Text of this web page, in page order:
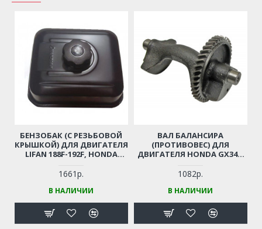
БЕНЗОБАК (С РЕЗЬБОВОЙ
КРЫШКОЙ) ДЛЯ ДВИГАТЕЛЯ
LIFAN 188F-192F, HONDA
ДЛЯ МОТОБЛОКА /
ВИБРОПЛИТЫ,
СНЕГОУБОРЩИКА И ПР.
1661р.
В НАЛИЧИИ
ВАЛ БАЛАНСИРА
(ПРОТИВОВЕС) ДЛЯ
ДВИГАТЕЛЯ HONDA GX340,
182F, 188F, 190F, 192F
1082р.
В НАЛИЧИИ